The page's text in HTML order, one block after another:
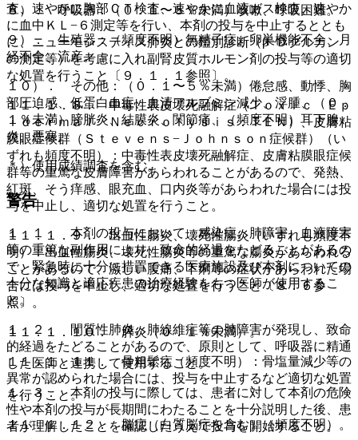
８）． 呼吸器：（０．１〜５％未満）咳嗽、呼吸困難。
９）． 生殖器：（頻度不明）無精子症、卵巣機能不全、月
経不全、流産。
１０）． その他：（０．１〜５％未満）倦怠感、動悸、胸
部圧迫感、低蛋白血症、血清アルブミン減少、浮腫、（０．
１％未満）膀胱炎、結膜炎、関節痛、（頻度不明）耳下腺
炎、悪寒。
＊）使用成績調査を含む。
警告
１．１． 本剤の投与において、感染症、肺障害、血液障害
等の重篤な副作用により、致命的経過をたどることがあるの
で、緊急時に十分に措置できる医療施設及び本剤についての
十分な知識と適応疾患の治療経験をもつ医師が使用するこ
と。
１．２． 間質性肺炎、肺線維症等の肺障害が発現し、致命
的経過をたどることがあるので、原則として、呼吸器に精通
した医師と連携して使用すること。
１．３． 本剤の投与に際しては、患者に対して本剤の危険
性や本剤の投与が長期間にわたることを十分説明した後、患
者が理解したことを確認したうえで投与を開始すること。
査、速やかに胸部ＣＴ検査、速やかに血液ガス検査、速やか
に血中ＫＬ−６測定等を行い、本剤の投与を中止するととも
に、ニューモシスティス肺炎との鑑別診断（β−Ｄグルカン
の測定等）を考慮に入れ副腎皮質ホルモン剤の投与等の適切
な処置を行うこと〔９．１．１参照〕。
１１．１．８． 中毒性表皮壊死融解症（Ｔｏｘｉｃ Ｅｐ
ｉｄｅｒｍａｌ Ｎｅｃｒｏｌｙｓｉｓ：ＴＥＮ）、皮膚粘
膜眼症候群（Ｓｔｅｖｅｎｓ−Ｊｏｈｎｓｏｎ症候群）（い
ずれも頻度不明）：中毒性表皮壊死融解症、皮膚粘膜眼症候
群等の重篤な皮膚障害があらわれることがあるので、発熱、
紅斑、そう痒感、眼充血、口内炎等があらわれた場合には投
与を中止し、適切な処置を行うこと。
１１．１．９． 出血性腸炎、壊死性腸炎（いずれも頻度不
明）：出血性腸炎、壊死性腸炎等の重篤な腸炎があらわれる
ことがあるので、激しい腹痛、下痢等の症状があらわれた場
合には投与を中止し、適切な処置を行うこと〔８．６参
照〕。
１１．１．１０． 膵炎（０．１％未満）。
１１．１．１１． 骨粗鬆症（頻度不明）：骨塩量減少等の
異常が認められた場合には、投与を中止するなど適切な処置
を行うこと。
１１．１．１２． 脳症（白質脳症を含む）（頻度不明）。